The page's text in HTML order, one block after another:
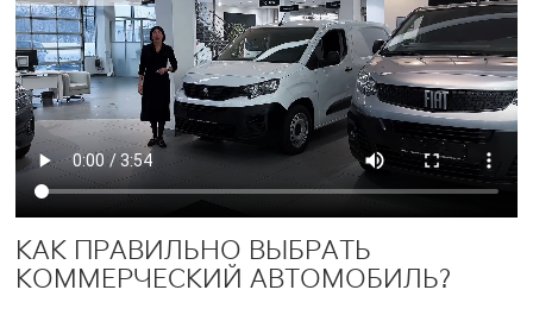
КАК ПРАВИЛЬНО ВЫБРАТЬ
КОММЕРЧЕСКИЙ АВТОМОБИЛЬ?